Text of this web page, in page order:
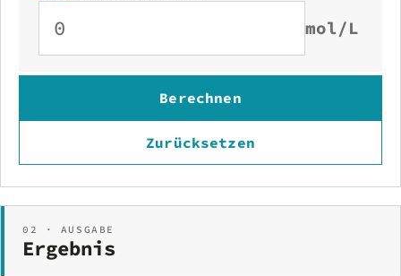
mol/L
Berechnen
Zurücksetzen
02 · AUSGABE
Ergebnis